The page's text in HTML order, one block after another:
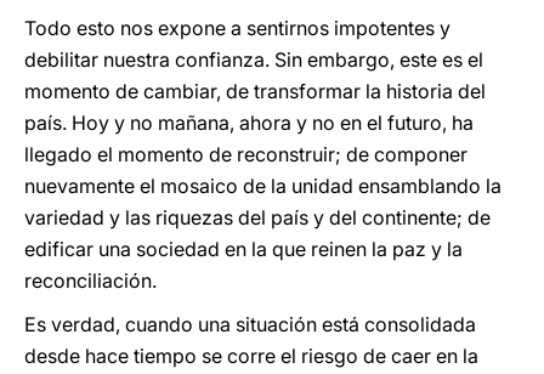
Todo esto nos expone a sentirnos impotentes y
debilitar nuestra confianza. Sin embargo, este es el
momento de cambiar, de transformar la historia del
país. Hoy y no mañana, ahora y no en el futuro, ha
llegado el momento de reconstruir; de componer
nuevamente el mosaico de la unidad ensamblando la
variedad y las riquezas del país y del continente; de
edificar una sociedad en la que reinen la paz y la
reconciliación.
Es verdad, cuando una situación está consolidada
desde hace tiempo se corre el riesgo de caer en la